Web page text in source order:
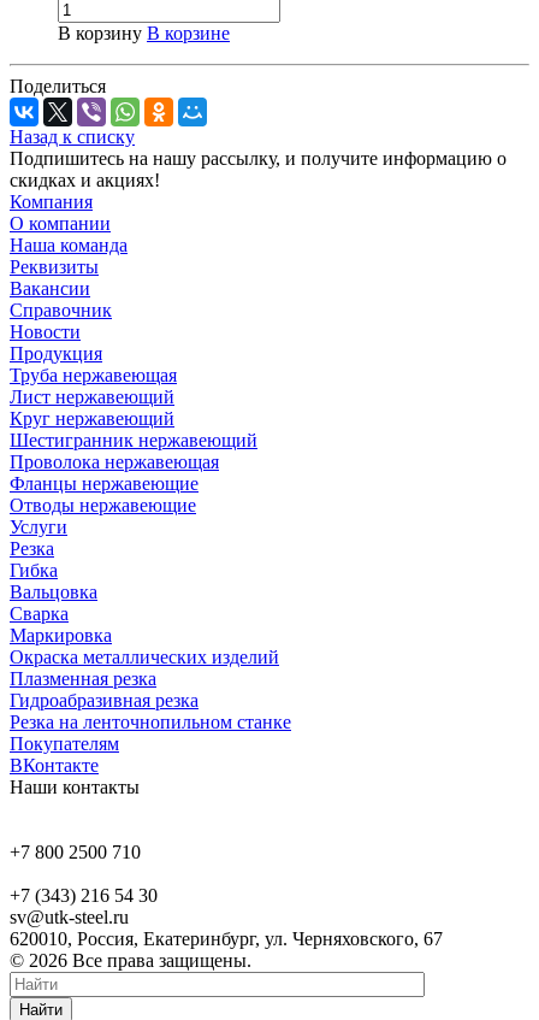
В корзину В корзине
Поделиться
Назад к списку
Подпишитесь на нашу рассылку, и получите информацию о
скидках и акциях!
Компания
О компании
Наша команда
Реквизиты
Вакансии
Справочник
Новости
Продукция
Труба нержавеющая
Лист нержавеющий
Круг нержавеющий
Шестигранник нержавеющий
Проволока нержавеющая
Фланцы нержавеющие
Отводы нержавеющие
Услуги
Резка
Гибка
Вальцовка
Сварка
Маркировка
Окраска металлических изделий
Плазменная резка
Гидроабразивная резка
Резка на ленточнопильном станке
Покупателям
ВКонтакте
Наши контакты
+7 800 2500 710
+7 (343) 216 54 30
sv@utk-steel.ru
620010, Россия, Екатеринбург, ул. Черняховского, 67
© 2026 Все права защищены.
Найти